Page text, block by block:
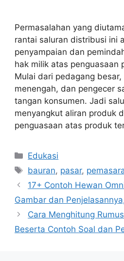
Permasalahan yang
rantai saluran distribusi ini
penyampaian dan
hak milik atas penguasaan
Mulai dari pedagang besar,
menengah, dan pengecer
tangan konsumen. Jadi
menyangkut aliran produk
penguasaan atas produk
Kategori
Edukasi
Tag
bauran, pasar,
17+ Contoh Hewan
Gambar dan
Cara Menghitung
Beserta Contoh Soal dan